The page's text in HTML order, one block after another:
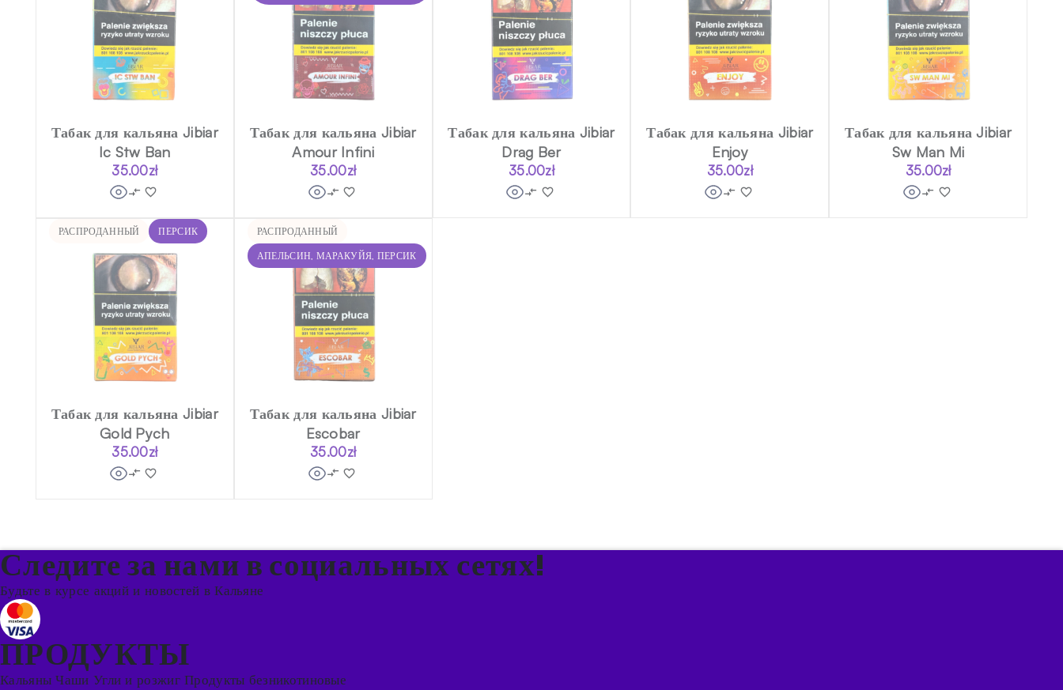
Табак для кальяна Jibiar
Ic Stw Ban
35.00zł
Табак для кальяна Jibiar
Amour Infini
35.00zł
Табак для кальяна Jibiar
Drag Ber
35.00zł
Табак для кальяна Jibiar
Enjoy
35.00zł
Табак для кальяна Jibiar
Sw Man Mi
35.00zł
РАСПРОДАННЫЙ ПЕРСИК
Табак для кальяна Jibiar
Gold Pych
35.00zł
РАСПРОДАННЫЙ
АПЕЛЬСИН, МАРАКУЙЯ, ПЕРСИК
Табак для кальяна Jibiar
Escobar
35.00zł
Следите за нами в социальных сетях!
Будьте в курсе акций и новостей в Кальяне
ПРОДУКТЫ
КальяныЧаши Угли и розжигПродукты безникотиновые